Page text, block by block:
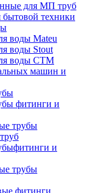
для МП труб
техники
воды Mateu
воды Stout
воды СТМ
машин и
фитинги и
трубы
и
трубы